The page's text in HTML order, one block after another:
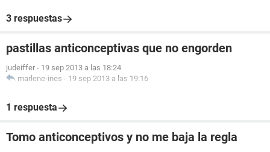
3 respuestas
pastillas anticonceptivas que no engorden
judeiffer - 19 sep 2013 a las 18:24
marlene-ines - 19 sep 2013 a las 19:16
1 respuesta
Tomo anticonceptivos y no me baja la regla